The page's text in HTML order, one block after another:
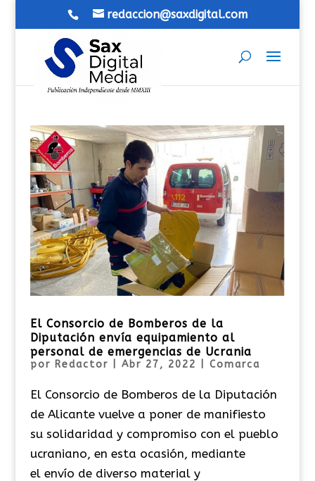
redaccion@saxdigital.com
El Consorcio de Bomberos de la
Diputación envía equipamiento al
personal de emergencias de Ucrania
por Redactor Abr 27, 2022 Comarca
El Consorcio de Bomberos de la Diputación
de Alicante vuelve a poner de manifiesto
su solidaridad y compromiso con el pueblo
ucraniano, en esta ocasión, mediante
el envío de diverso material y